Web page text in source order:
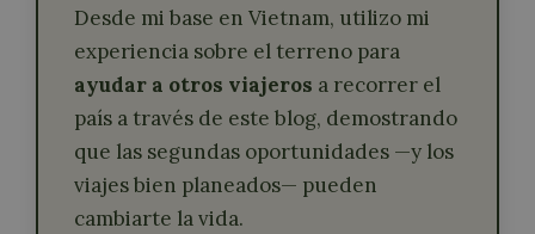
Desde mi base en Vietnam, utilizo mi
experiencia sobre el terreno para
ayudar a otros viajeros a recorrer el
país a través de este blog, demostrando
que las segundas oportunidades —y los
viajes bien planeados— pueden
cambiarte la vida.